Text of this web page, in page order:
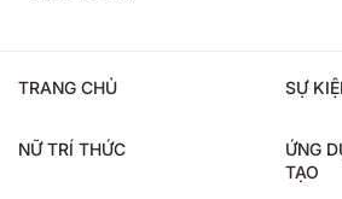
TRANG CHỦ SỰ
NỮ TRÍ THỨC
ỨNG
TẠO